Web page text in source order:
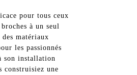
pour tous ceux
à un seul
matériaux
les passionnés
son installation
une